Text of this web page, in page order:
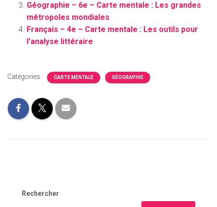
Géographie – 6e – Carte mentale : Les grandes
métropoles mondiales
Français – 4e – Carte mentale : Les outils pour
l’analyse littéraire
Catégories : CARTE MENTALE GÉOGRAPHIE
Rechercher